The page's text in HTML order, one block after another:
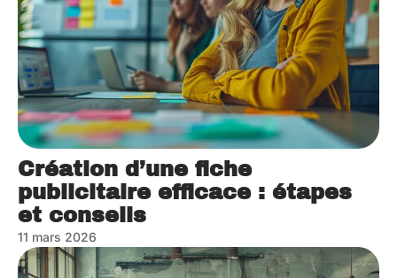
Création d’une fiche
publicitaire efficace : étapes
et conseils
11 mars 2026